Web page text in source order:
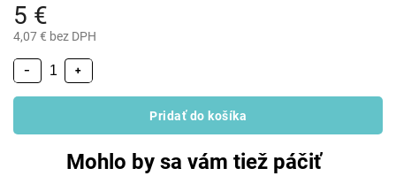
5 €
4,07 € bez DPH
+
−
Pridať do košíka
Mohlo by sa vám tiež páčiť